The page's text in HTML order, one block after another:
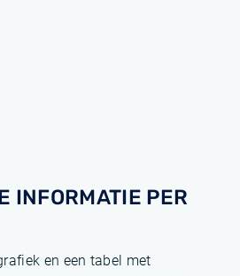
INFORMATIE PER
en een tabel met